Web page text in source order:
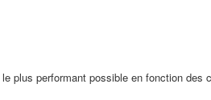
plus performant possible en fonction